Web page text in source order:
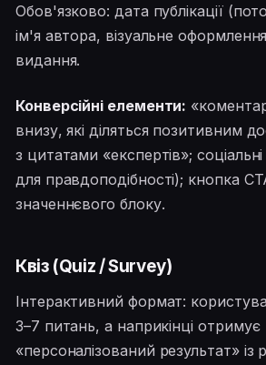
Обов'язково: дата публікації
ім'я автора, візуальне
видання.
Конверсійні елементи:
внизу, які діляться позитивним
з цитатами «експертів»;
для правдоподібності); кнопка
значеннєвого блоку.
Квіз (Quiz / Survey)
Інтерактивний формат:
3–7 питань, а наприкінці отримує
«персоналізований результат» із